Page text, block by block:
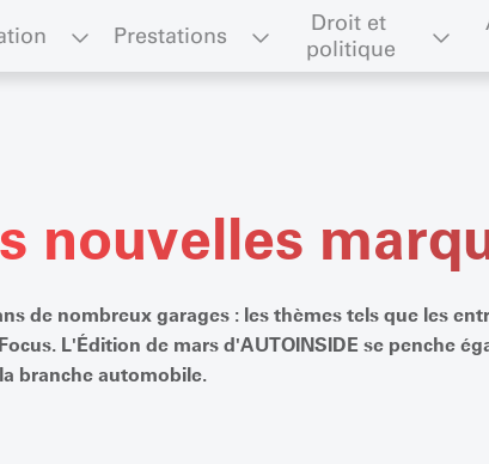
Prestations
Droit et
politique
nouvelles
de nombreux garages : les thèmes tels que les
L'Édition de mars d'AUTOINSIDE se penche
branche automobile.